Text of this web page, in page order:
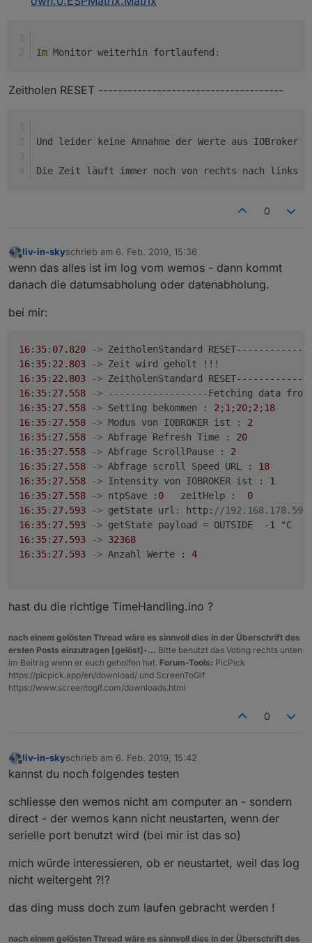
Im Monitor weiterhin fortlaufend :
Zeitholen RESET --------------------------------------
Und leider keine Annahme der Werte aus IOBroker
Die Zeit läuft immer noch von rechts nach links
0
Offline
liv-in-skyschrieb am 6. Feb. 2019, 15:36
zuletzt editiert von
wenn das alles ist im log vom wemos - dann kommt
danach die datumsabholung oder datenabholung.
bei mir:
16: 35: 07.820
->
16: 35: 22.803 ->
16: 35: 22.803
->
16: 35: 27.558
->
16: 35: 27.558 -> Setting bekommen : 2; 1; 20; 2; 18
16: 35: 27.558 -> Modus von IOBROKER ist : 2
16: 35: 27.558 -> Abfrage Refresh Time : 20
16: 35: 27.558 -> Abfrage ScrollPause : 2
16: 35: 27.558 -> Abfrage scroll Speed URL : 18
16: 35: 27.558 -> Intensity von IOBROKER ist : 1
16: 35: 27.558 -> ntpSave : 0
   zeitHelp :
0
16: 35: 27.593 -> getState url: http: //
16: 35: 27.593 -> getState payload = OUTSIDE  -1 °C
16: 35: 27.593 -> 32368
16: 35: 27.593 -> Anzahl Werte : 4
hast du die richtige TimeHandling.ino ?
nach einem gelösten Thread wäre es sinnvoll dies in der Überschrift des
ersten Posts einzutragen [gelöst]-... Bitte benutzt das Voting rechts unten
im Beitrag wenn er euch geholfen hat. Forum-Tools: PicPick
https://picpick.app/en/download/ und ScreenToGif
https://www.screentogif.com/downloads.html
0
Offline
liv-in-skyschrieb am 6. Feb. 2019, 15:42
zuletzt editiert von
kannst du noch folgendes testen
schliesse den wemos nicht am computer an - sondern
direct - der wemos kann nicht neustarten, wenn der
serielle port benutzt wird (bei mir ist das so)
mich würde interessieren, ob er neustartet, weil das log
nicht weitergeht ?!?
das ding muss doch zum laufen gebracht werden !
nach einem gelösten Thread wäre es sinnvoll dies in der Überschrift des